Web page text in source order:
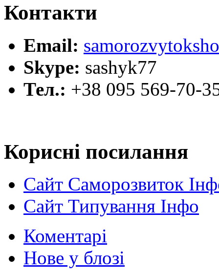
Контакти
Email:
Skype: sashyk77
Тел.: +38 095 569-70-
Корисні посилання
Сайт Саморозвиток
Сайт Типування Інфо
Коментарі
Нове у блозі